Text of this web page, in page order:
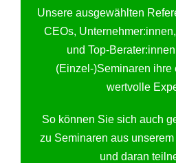
Unsere ausgewählten
CEOs,
und Top-
(Einzel-)Seminaren ihre
wertvolle
So können Sie sich auch
zu Seminaren aus
und daran